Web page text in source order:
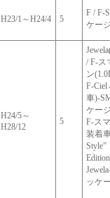
H23/1～H24/4 5
F / F-
ケー
H24/5～
H28/12
5
/ F-ス
ン
F-
車)-
ケー
F-ス
装着
Style”
ッケ